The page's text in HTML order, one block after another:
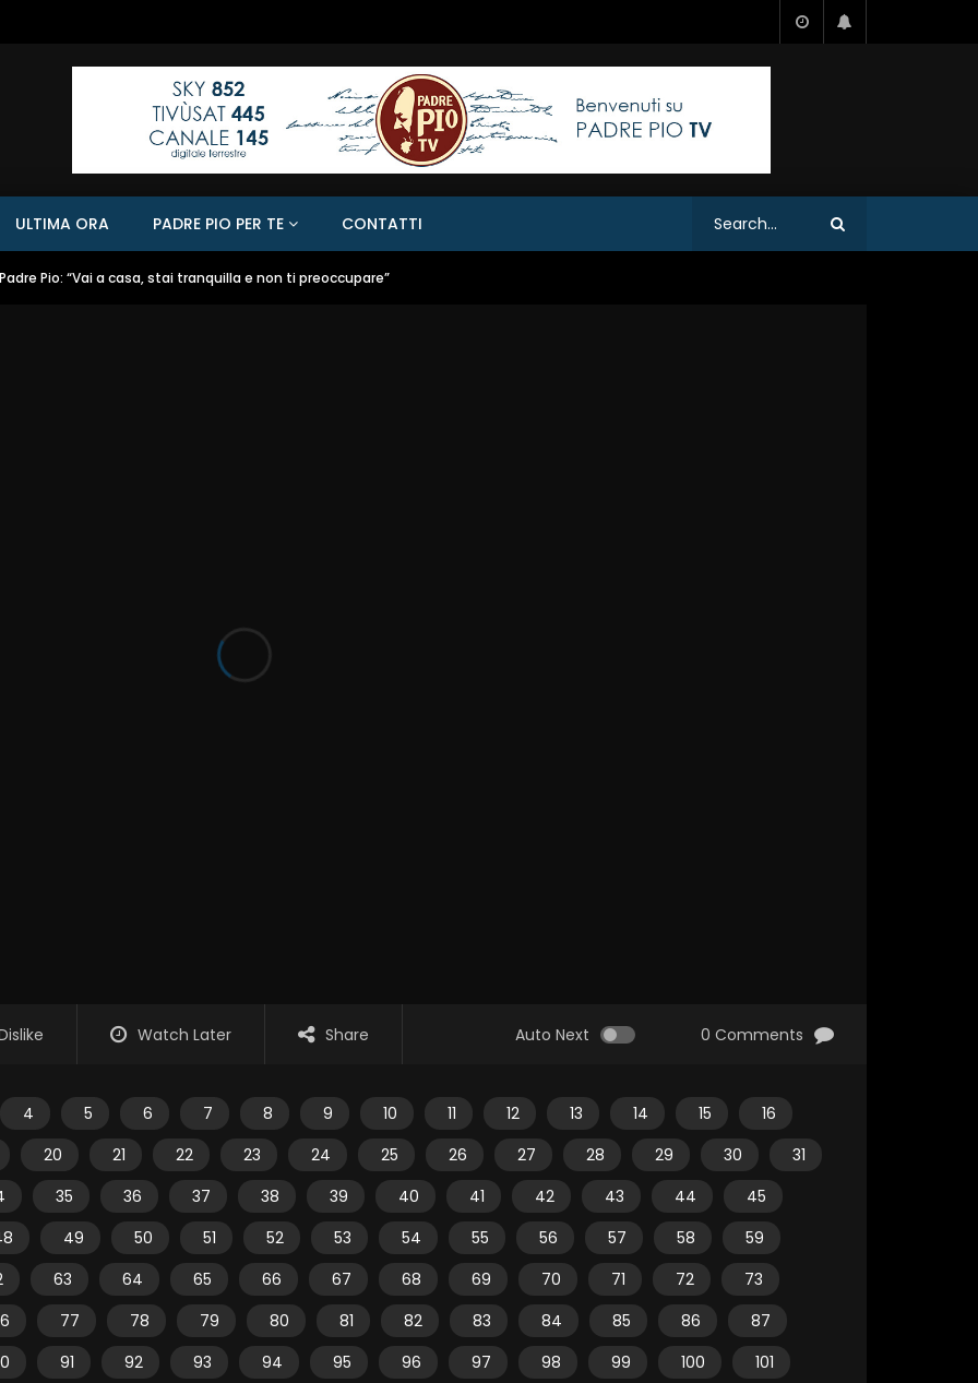
ULTIMA ORA PADRE PIO PER TE CONTATTI
Padre Pio: “Vai a casa, stai tranquilla e non ti preoccupare”
Watch Later Share Auto Next 0 Comments
4 5 6 7 8 9 10 11 12 13 14 15
16
20
21 22 23 24 25 26 27 28 29 30
31
35 36 37 38 39 40 41 42 43 44
45
49 50 51 52 53 54 55 56 57 58
59
63 64 65 66 67 68 69 70 71 72
73
77 78 79 80 81 82 83 84 85 86
87
91 92 93 94 95 96 97 98 99 100
101